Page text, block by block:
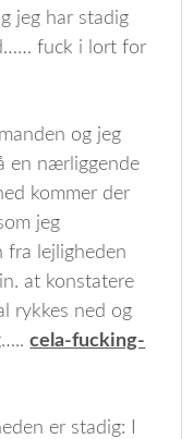
jeg har stadig
fuck i lort for
og jeg
en nærliggende
kommer der
jeg
fra lejligheden
at konstatere
rykkes ned og
cela-fucking-
er stadig: I